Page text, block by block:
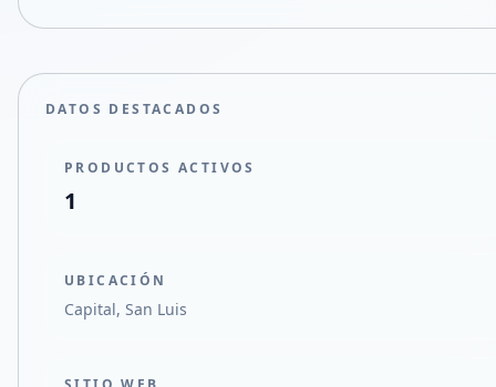
DATOS DESTACADOS
PRODUCTOS ACTIVOS
1
UBICACIÓN
Capital, San Luis